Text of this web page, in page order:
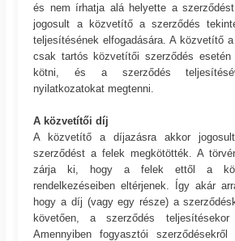
és nem írhatja alá helyette a
jogosult a közvetítő a szerződés
teljesítésének elfogadására. A közvetítő
csak tartós közvetítői szerződés esetén
kötni, és a szerződés
nyilatkozatokat megtenni.
A közvetítői díj
A közvetítő a díjazásra akkor
szerződést a felek megkötötték. A
zárja ki, hogy a felek ettől a
rendelkezéseiben eltérjenek. Így akár
hogy a díj (vagy egy része) a
követően, a szerződés teljesítésekor
Amennyiben fogyasztói